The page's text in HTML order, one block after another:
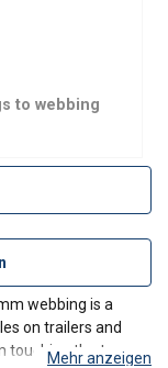
to webbing
webbing is a
on trailers and
touching the tyre
Mehr anzeigen